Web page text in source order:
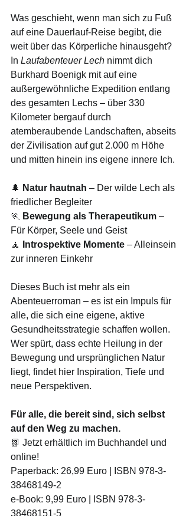
Was geschieht, wenn man sich zu Fuß
auf eine Dauerlauf-Reise begibt, die
weit über das Körperliche hinausgeht?
In Laufabenteuer Lech nimmt dich
Burkhard Boenigk mit auf eine
außergewöhnliche Expedition entlang
des gesamten Lechs – über 330
Kilometer bergauf durch
atemberaubende Landschaften, abseits
der Zivilisation auf gut 2.000 m Höhe
und mitten hinein ins eigene innere Ich.
🌲 Natur hautnah – Der wilde Lech als
friedlicher Begleiter
🏃 Bewegung als Therapeutikum –
Für Körper, Seele und Geist
🧘
Introspektive Momente – Alleinsein
zur inneren Einkehr
Dieses Buch ist mehr als ein
Abenteuerroman – es ist ein Impuls für
alle, die sich eine eigene, aktive
Gesundheitsstrategie schaffen wollen.
Wer spürt, dass echte Heilung in der
Bewegung und ursprünglichen Natur
liegt, findet hier Inspiration, Tiefe und
neue Perspektiven.
Für alle, die bereit sind, sich selbst
auf den Weg zu machen.
📗 Jetzt erhältlich im Buchhandel und
online!
Paperback: 26,99 Euro | ISBN 978-3-
38468149-2
e-Book: 9,99 Euro | ISBN 978-3-
38468151-5